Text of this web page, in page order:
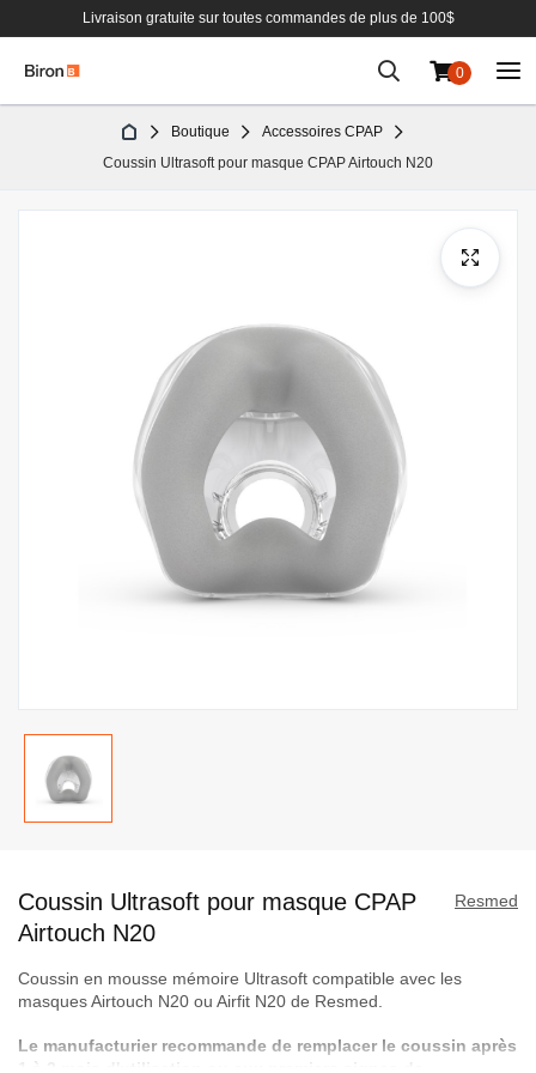
Livraison gratuite sur toutes commandes de plus de 100$
0
Boutique
Accessoires CPAP
Coussin Ultrasoft pour masque CPAP Airtouch N20
début
de
Galerie
d’images
Resmed
Coussin Ultrasoft pour masque CPAP
Airtouch N20
Coussin en mousse mémoire Ultrasoft compatible avec les
masques Airtouch N20 ou Airfit N20 de Resmed.
Le manufacturier recommande de remplacer le coussin après
1 à 2 mois d'utilisation ou aux premiers signes de